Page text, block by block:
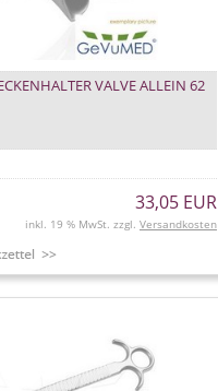
VALVE ALLEIN 62
33,05 EUR
inkl. 19 % MwSt. zzgl. Versandkosten